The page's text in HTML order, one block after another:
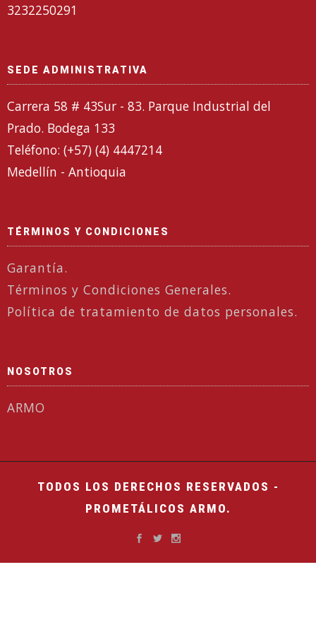
3232250291
SEDE ADMINISTRATIVA
Carrera 58 # 43Sur - 83. Parque Industrial del
Prado. Bodega 133
Teléfono: (+57) (4) 4447214
Medellín - Antioquia
TÉRMINOS Y CONDICIONES
Garantía.
Términos y Condiciones Generales.
Política de tratamiento de datos personales.
NOSOTROS
ARMO
TODOS LOS DERECHOS RESERVADOS -
PROMETÁLICOS ARMO.